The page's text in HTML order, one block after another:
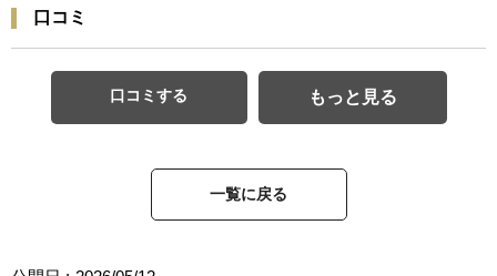
口コミ
口コミする もっと見る
一覧に戻る